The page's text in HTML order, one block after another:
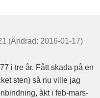
(Ändrad: 2016-01-17)
i tre år. Fått skada på en
sten) så nu ville jag
åkt i feb-mars-